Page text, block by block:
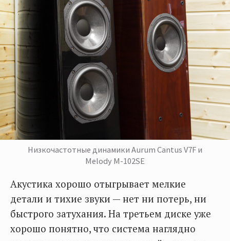
Низкочастотные динамики Aurum Cantus V7F и
Melody M-102SE
Акустика хорошо отыгрывает мелкие
детали и тихие звуки — нет ни потерь, ни
быстрого затухания. На третьем диске уже
хорошо понятно, что система наглядно